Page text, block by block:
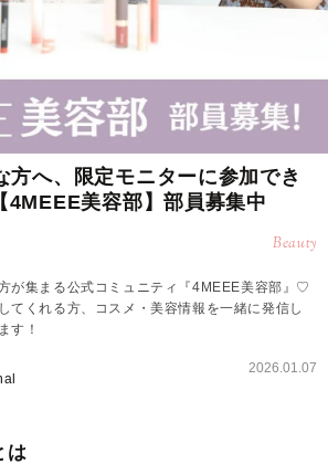
方へ、限定モニターに参加でき
4MEEE美容部】部員募集中
Beauty
が集まる公式コミュニティ『4MEEE美容部』♡
てくれる方、コスメ・美容情報を一緒に発信し
す！
2026.01.07
は